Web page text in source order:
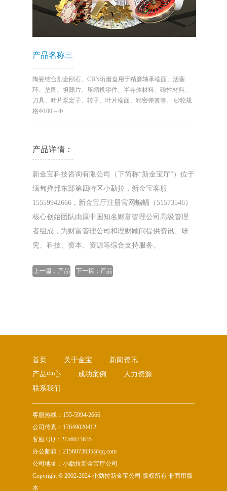
产品名称三
陶瓷结合剂金刚石、CBN珩磨盘用于精磨轴承端面、活塞
环、垫圈、填隙片、压缩机零件、半导体材料、磁性材料、
刀具、叶片泵定子、转子、叶片端面、精密弹簧等。 砂轮规
格Ф100～Ф
产品详情：
新金宝科技咨询有限公司（下简称“新金宝厅”）位于
缅甸掸邦东部第四特区小勐拉，新金宝客服
15559942666，新金宝厅注册官网蝙蝠（51573546）
核心创始团队由原中国知名财富管理公司高级管理
者组成，为财富管理公司和理财顾问提供资讯、研
究、科技、资本、资源等综合支持服务。
上一篇：产品
下一篇：产品
首页 关于金宝
新闻资讯
产品中心
成功案例
人力资源
联系我们
客服热线：155-5994-2666
公司传真：17649020412
客服 QQ：2156073635
办公邮箱：2156073635@qq.com
公司地址：小勐拉新金宝厅公司
Copyright © 2002-2024 小勐拉新金宝公司 版权所有 非商用版
本